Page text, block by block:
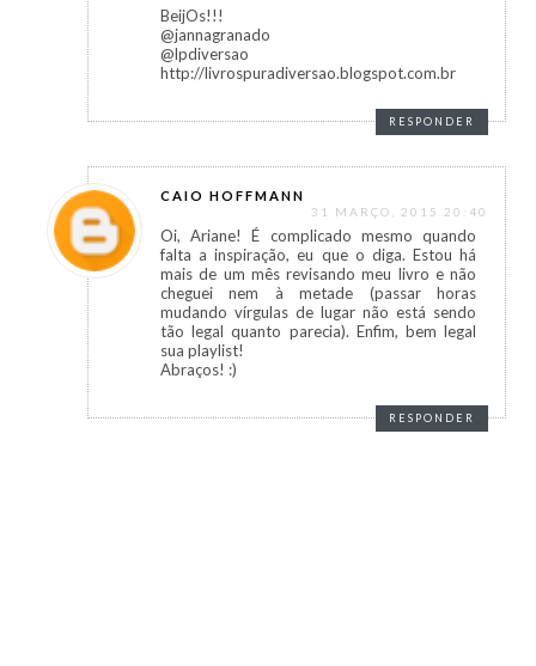
BeijOs!!!
@jannagranado
@lpdiversao
http://livrospuradiversao.blogspot.com.br
RESPONDER
CAIO HOFFMANN
31 MARÇO, 2015 20:40
Oi, Ariane! É complicado mesmo quando
falta a inspiração, eu que o diga. Estou há
mais de um mês revisando meu livro e não
cheguei nem à metade (passar horas
mudando vírgulas de lugar não está sendo
tão legal quanto parecia). Enfim, bem legal
sua playlist!
Abraços! :)
RESPONDER